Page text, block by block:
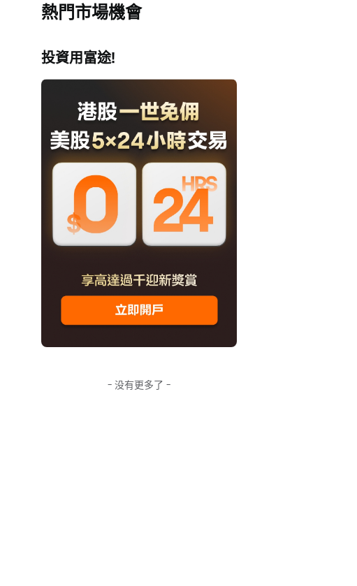
熱門市場機會
投資用富途!
- 没有更多了 -